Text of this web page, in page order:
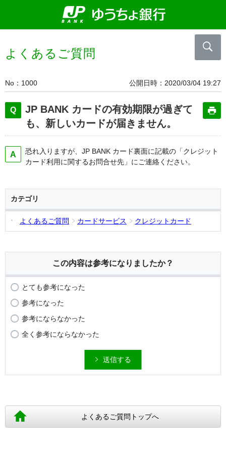
よくあるご質問
No 1000 公開日時 2020/03/04 19:27
JP BANK カードの有効期限が過ぎて
も、新しいカードが届きません。
恐れ入りますが、JP BANK カード裏面に記載の「クレジット
カード利用に関するお問合せ先」にご連絡ください。
カテゴリ
よくあるご質問 カードサービス クレジットカード
この内容は参考になりましたか？
とても参考になった
参考になった
参考にならなかった
全く参考にならなかった
送信する
よくあるご質問トップへ